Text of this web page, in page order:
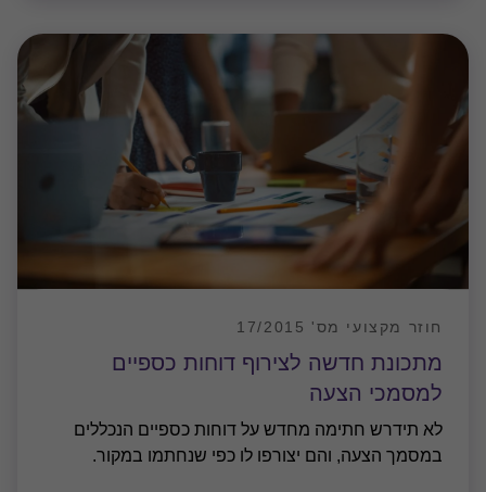
מתכונת חדשה לצירוף דוחות כספיים
למסמכי הצעה
חוזר מקצועי מס' 17/2015
לא תידרש חתימה מחדש על דוחות כספיים הנכללים
במסמך הצעה, והם יצורפו לו כפי שנחתמו במקור.